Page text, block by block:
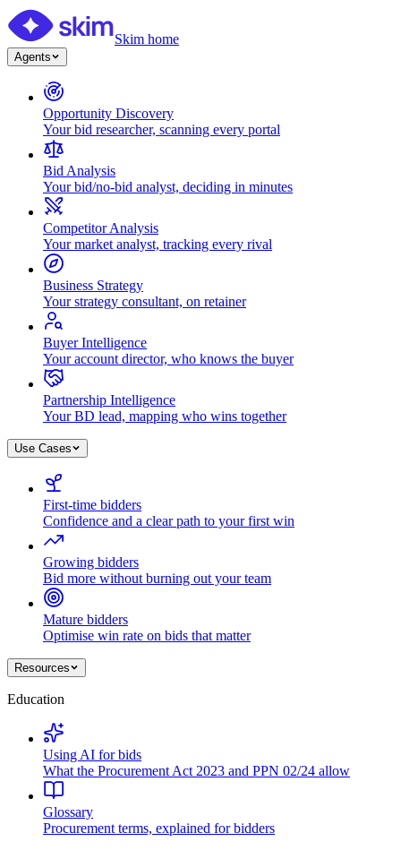
Skim home
Agents
Opportunity Discovery
Your bid researcher, scanning every portal
Bid Analysis
Your bid/no-bid analyst, deciding in minutes
Competitor Analysis
Your market analyst, tracking every rival
Business Strategy
Your strategy consultant, on retainer
Buyer Intelligence
Your account director, who knows the buyer
Partnership Intelligence
Your BD lead, mapping who wins together
Use Cases
First-time bidders
Confidence and a clear path to your first win
Growing bidders
Bid more without burning out your team
Mature bidders
Optimise win rate on bids that matter
Resources
Education
Using AI for bids
What the Procurement Act 2023 and PPN 02/24 allow
Glossary
Procurement terms, explained for bidders